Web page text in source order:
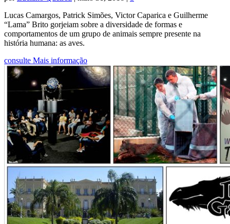
Lucas Camargos, Patrick Simões, Victor Caparica e Guilherme
“Lama” Brito gorjeiam sobre a diversidade de formas e
comportamentos de um grupo de animais sempre presente na
história humana: as aves.
consulte Mais informação